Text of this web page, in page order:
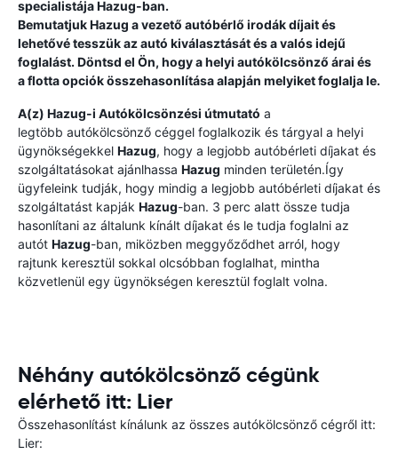
specialistájaHazug-ban.
BemutatjukHazug a vezető autóbérlő irodák díjait és
lehetővé tesszük az autó kiválasztását és a valós idejű
foglalást. Döntsd el Ön, hogy a helyi autókölcsönző árai és
a flotta opciók összehasonlítása alapján melyiket foglalja le.
A(z) Hazug-i Autókölcsönzési útmutató a
legtöbb autókölcsönző céggel foglalkozik és tárgyal a helyi
ügynökségekkel Hazug, hogy a legjobb autóbérleti díjakat és
szolgáltatásokat ajánlhassa Hazug minden területén.Így
ügyfeleink tudják, hogy mindig a legjobb autóbérleti díjakat és
szolgáltatást kapják Hazug-ban. 3 perc alatt össze tudja
hasonlítani az általunk kínált díjakat és le tudja foglalni az
autót Hazug-ban, miközben meggyőződhet arról, hogy
rajtunk keresztül sokkal olcsóbban foglalhat, mintha
közvetlenül egy ügynökségen keresztül foglalt volna.
Néhány autókölcsönző cégünk
elérhető itt: Lier
Összehasonlítást kínálunk az összes autókölcsönző cégről itt:
Lier: